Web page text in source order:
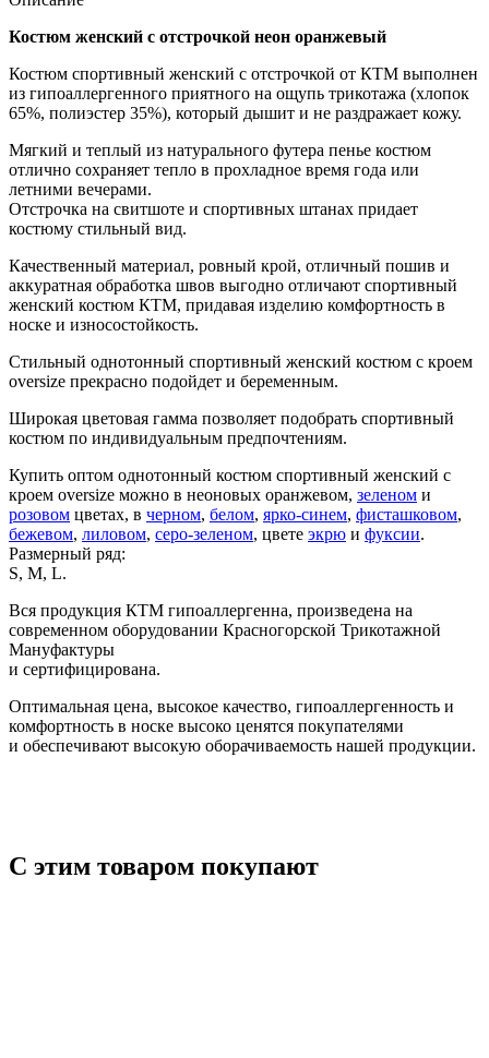
Костюм женский с отстрочкой неон оранжевый
Костюм спортивный женский с отстрочкой от КТМ выполнен
из гипоаллергенного приятного на ощупь трикотажа (хлопок
65%, полиэстер 35%), который дышит и не раздражает кожу.
Мягкий и теплый из натурального футера пенье костюм
отлично сохраняет тепло в прохладное время года или
летними вечерами.
Отстрочка на свитшоте и спортивных штанах придает
костюму стильный вид.
Качественный материал, ровный крой, отличный пошив и
аккуратная обработка швов выгодно отличают спортивный
женский костюм КТМ, придавая изделию комфортность в
носке и износостойкость.
Стильный однотонный спортивный женский костюм с кроем
oversize прекрасно подойдет и беременным.
Широкая цветовая гамма позволяет подобрать спортивный
костюм по индивидуальным предпочтениям.
Купить оптом однотонный костюм спортивный женский с
кроем oversize можно в неоновых оранжевом, зеленом и
розовом цветах, в черном, белом, ярко-синем, фисташковом,
бежевом, лиловом, серо-зеленом, цвете экрю и фуксии.
Размерный ряд:
S, M, L.
Вся продукция КТМ гипоаллергенна, произведена на
современном оборудовании Красногорской Трикотажной
Мануфактуры
и сертифицирована.
Оптимальная цена, высокое качество, гипоаллергенность и
комфортность в носке высоко ценятся покупателями
и обеспечивают высокую оборачиваемость нашей продукции.
С этим товаром покупают